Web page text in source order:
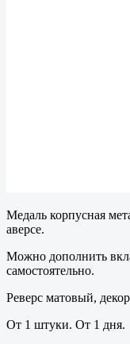
Медаль корпусная
аверсе.
Можно дополнить
самостоятельно.
Реверс матовый,
От 1 штуки. От 1 дня.